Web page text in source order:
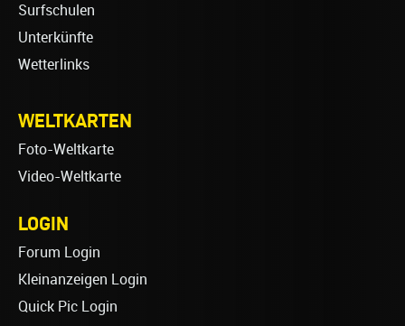
Surfschulen
Unterkünfte
Wetterlinks
WELTKARTEN
Foto-Weltkarte
Video-Weltkarte
LOGIN
Forum Login
Kleinanzeigen Login
Quick Pic Login